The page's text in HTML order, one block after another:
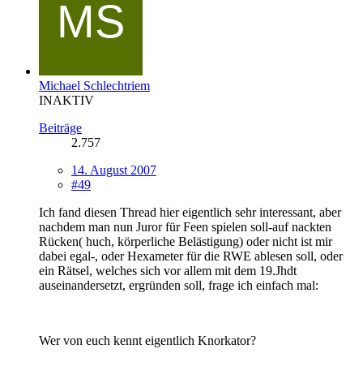
Michael Schlechtriem
INAKTIV
Beiträge
2.757
14. August 2007
#49
Ich fand diesen Thread hier eigentlich sehr interessant, aber
nachdem man nun Juror für Feen spielen soll-auf nackten
Rücken( huch, körperliche Belästigung) oder nicht ist mir
dabei egal-, oder Hexameter für die RWE ablesen soll, oder
ein Rätsel, welches sich vor allem mit dem 19.Jhdt
auseinandersetzt, ergründen soll, frage ich einfach mal:
Wer von euch kennt eigentlich Knorkator?